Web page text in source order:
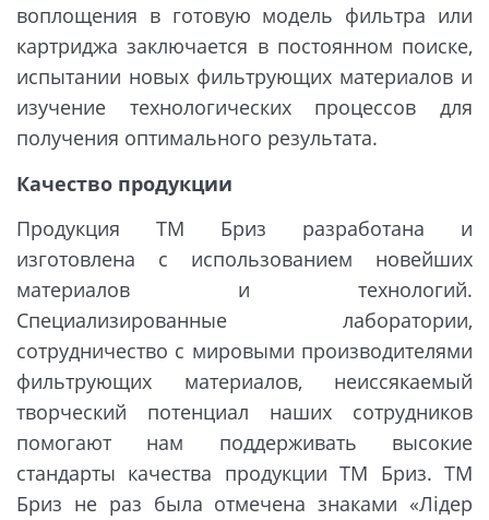
воплощения в готовую модель фильтра или
картриджа заключается в постоянном поиске,
испытании новых фильтрующих материалов и
изучение технологических процессов для
получения оптимального результата.
Качество продукции
Продукция ТМ Бриз разработана и
изготовлена с использованием новейших
материалов и технологий.
Специализированные лаборатории,
сотрудничество с мировыми производителями
фильтрующих материалов, неиссякаемый
творческий потенциал наших сотрудников
помогают нам поддерживать высокие
стандарты качества продукции ТМ Бриз. ТМ
Бриз не раз была отмечена знаками «Лідер